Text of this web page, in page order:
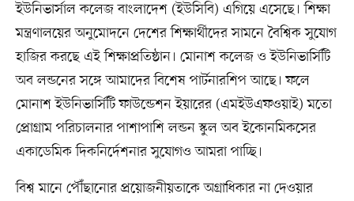
ইউনিভার্সাল কলেজ বাংলাদেশ (ইউসিবি) এগিয়ে এসেছে। শিক্ষা
মন্ত্রণালয়ের অনুমোদনে দেশের শিক্ষার্থীদের সামনে বৈশ্বিক সুযোগ
হাজির করছে এই শিক্ষাপ্রতিষ্ঠান। মোনাশ কলেজ ও ইউনিভার্সিটি
অব লন্ডনের সঙ্গে আমাদের বিশেষ পার্টনারশিপ আছে। ফলে
মোনাশ ইউনিভার্সিটি ফাউন্ডেশন ইয়ারের (এমইউএফওয়াই) মতো
প্রোগ্রাম পরিচালনার পাশাপাশি লন্ডন স্কুল অব ইকোনমিকসের
একাডেমিক দিকনির্দেশনার সুযোগও আমরা পাচ্ছি।
বিশ্ব মানে পৌঁছানোর প্রয়োজনীয়তাকে অগ্রাধিকার না দেওয়ার